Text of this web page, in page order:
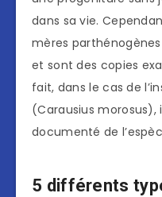
dans sa vie.
mères
et sont des copies
fait, dans le cas de
(Carausius morosus),
documenté de
5 différents